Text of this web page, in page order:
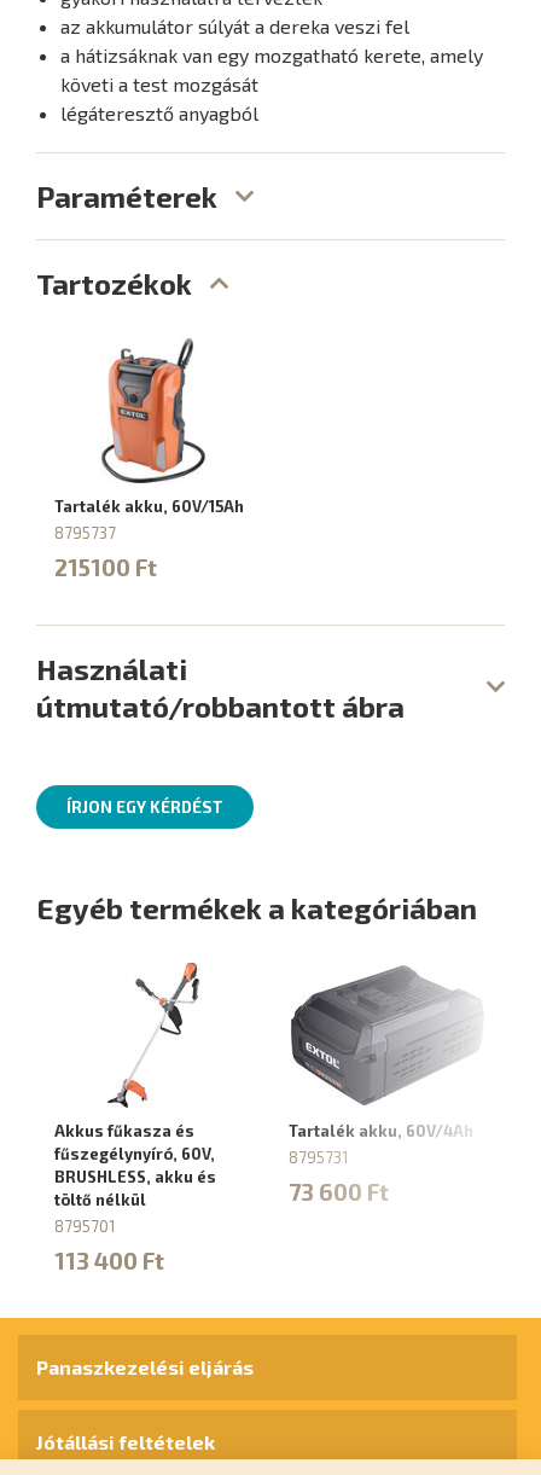
az akkumulátor súlyát a dereka veszi fel
a hátizsáknak van egy mozgatható kerete, amely
követi a test mozgását
légáteresztő anyagból
Paraméterek
Tartozékok
Tartalék akku, 60V/15Ah
8795737
215100 Ft
Használati
útmutató/robbantott ábra
ÍRJON EGY KÉRDÉST
Egyéb termékek a kategóriában
Akkus fűkasza és
fűszegélynyíró, 60V,
BRUSHLESS, akku és
töltő nélkül
8795701
113 400 Ft
Tartalék akku, 60V/4Ah
8795731
73 600 Ft
Panaszkezelési eljárás
Jótállási feltételek